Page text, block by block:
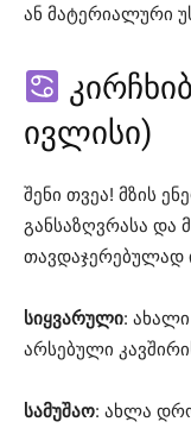
ან მატერიალური
ივლისი)
შენი თვეა! მზის
განსაზღვრასა და
თავდაჯერებულად
სიყვარული:
არსებული
სამუშაო: ახლა